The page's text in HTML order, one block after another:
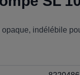
indélébile